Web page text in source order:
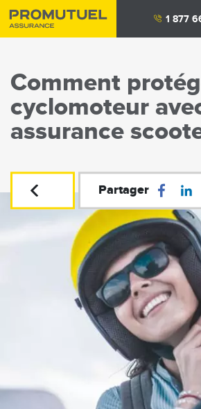
Aller
au
1 877
Comment
cyclomoteur
assurance
Partager